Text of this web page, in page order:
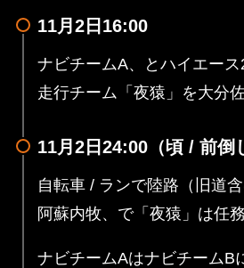
11月2日16:00
ナビチームA、とハイエー
走行チーム「夜猿」を大分
11月2日24:00（頃 / 前倒
自転車 / ランで陸路（旧道含
阿蘇内牧、で「夜猿」は任
ナビチームAはナビチームB